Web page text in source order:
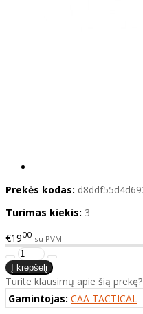
Prekės kodas:
Turimas kiekis: 3
€1900 su PVM
Turite klausimų apie šią prekę?
Gamintojas: CAA TACTICAL